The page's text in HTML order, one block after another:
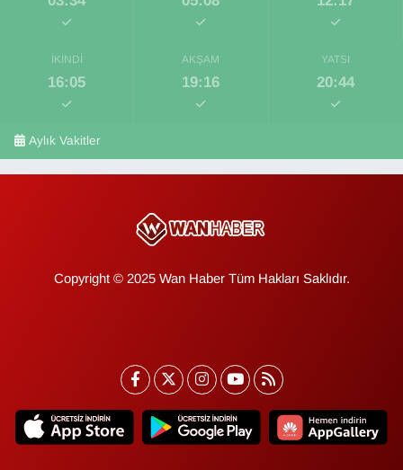
İKINDI
16:05
AKŞAM
19:16
YATSI
20:44
Aylık Vakitler
Copyright © 2025 Wan Haber Tüm Hakları Saklıdır.